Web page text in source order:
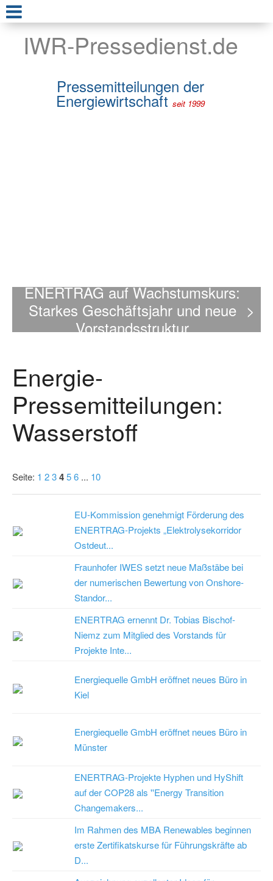
IWR-Pressedienst.de
Pressemitteilungen der
Energiewirtschaft seit 1999
ENERTRAG auf Wachstumskurs:
Starkes Geschäftsjahr und neue
Vorstandsstruktur
>
Energie-
Pressemitteilungen:
Wasserstoff
Seite: 1 23456 ... 10
EU-Kommission genehmigt Förderung des
ENERTRAG-Projekts „Elektrolysekorridor
Ostdeut...
Fraunhofer IWES setzt neue Maßstäbe bei
der numerischen Bewertung von Onshore-
Standor...
ENERTRAG ernennt Dr. Tobias Bischof-
Niemz zum Mitglied des Vorstands für
Projekte Inte...
Energiequelle GmbH eröffnet neues Büro in
Kiel
Energiequelle GmbH eröffnet neues Büro in
Münster
ENERTRAG-Projekte Hyphen und HyShift
auf der COP28 als ''Energy Transition
Changemakers...
Im Rahmen des MBA Renewables beginnen
erste Zertifikatskurse für Führungskräfte ab
D...